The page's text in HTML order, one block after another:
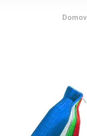
Domov